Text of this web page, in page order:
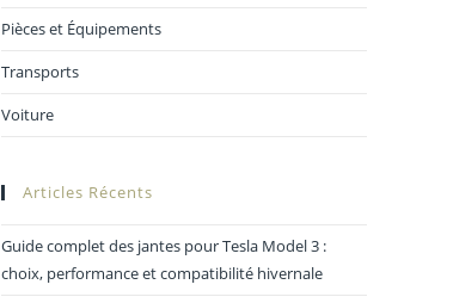
Pièces et Équipements
Transports
Voiture
Articles Récents
Guide complet des jantes pour Tesla Model 3 :
choix, performance et compatibilité hivernale